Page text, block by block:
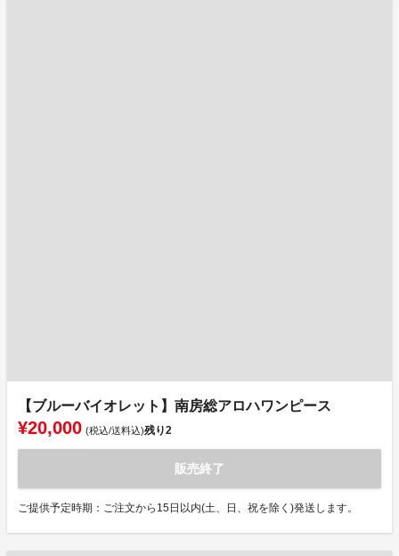
【ブルーバイオレット】南房総アロハワンピース
¥20,000 (税込/送料込)残り2
販売終了
ご提供予定時期：ご注文から15日以内(土、日、祝を除く)発送します。